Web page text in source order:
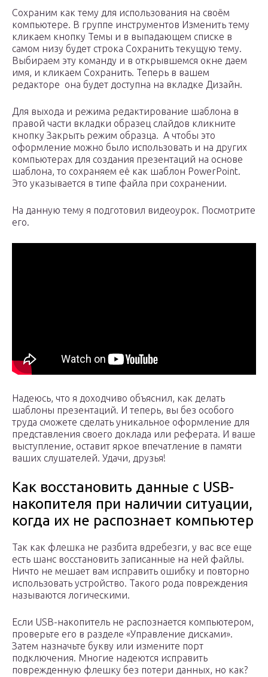
Сохраним как тему для использования на своём
компьютере. В группе инструментов Изменить тему
кликаем кнопку Темы и в выпадающем списке в
самом низу будет строка Сохранить текущую тему.
Выбираем эту команду и в открывшемся окне даем
имя, и кликаем Сохранить. Теперь в вашем
редакторе она будет доступна на вкладке Дизайн.
Для выхода и режима редактирование шаблона в
правой части вкладки образец слайдов кликните
кнопку Закрыть режим образца. А чтобы это
оформление можно было использовать и на других
компьютерах для создания презентаций на основе
шаблона, то сохраняем её как шаблон PowerPoint.
Это указывается в типе файла при сохранении.
На данную тему я подготовил видеоурок. Посмотрите
его.
Надеюсь, что я доходчиво объяснил, как делать
шаблоны презентаций. И теперь, вы без особого
труда сможете сделать уникальное оформление для
представления своего доклада или реферата. И ваше
выступление, оставит яркое впечатление в памяти
ваших слушателей. Удачи, друзья!
Как восстановить данные с USB-
накопителя при наличии ситуации,
когда их не распознает компьютер
Так как флешка не разбита вдребезги, у вас все еще
есть шанс восстановить записанные на ней файлы.
Ничто не мешает вам исправить ошибку и повторно
использовать устройство. Такого рода повреждения
называются логическими.
Если USB-накопитель не распознается компьютером,
проверьте его в разделе «Управление дисками».
Затем назначьте букву или измените порт
подключения. Многие надеются исправить
поврежденную флешку без потери данных, но как?